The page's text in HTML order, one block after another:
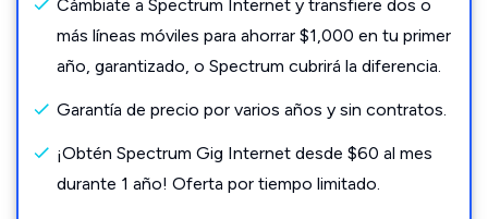
Cámbiate a Spectrum Internet y transfiere dos o
más líneas móviles para ahorrar $1,000 en tu primer
año, garantizado, o Spectrum cubrirá la diferencia.
Garantía de precio por varios años y sin contratos.
¡Obtén Spectrum Gig Internet desde $60 al mes
durante 1 año! Oferta por tiempo limitado.